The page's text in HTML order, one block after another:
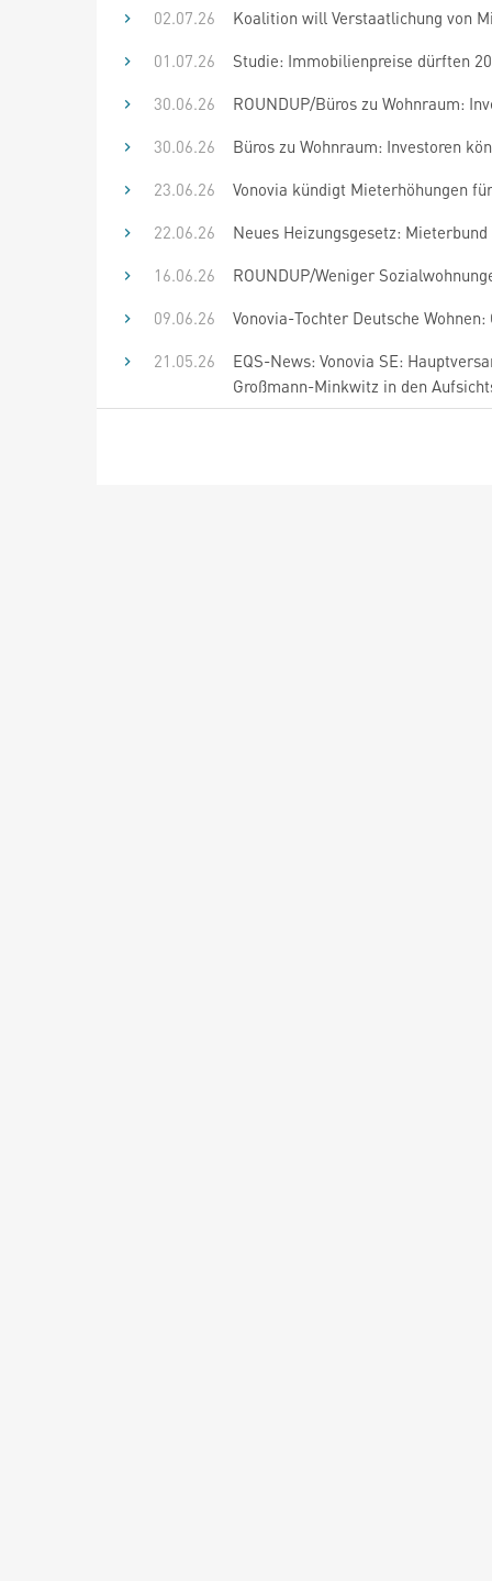
02.07.26
Koalition will Verstaatlichung von
01.07.26
Studie: Immobilienpreise dürften
30.06.26
ROUNDUP/Büros zu Wohnraum:
30.06.26
Büros zu Wohnraum: Investoren
23.06.26
Vonovia kündigt Mieterhöhungen
22.06.26
Neues Heizungsgesetz:
16.06.26
ROUNDUP/Weniger
09.06.26
Vonovia-Tochter Deutsche
21.05.26
EQS-News: Vonovia SE:
Großmann-Minkwitz in den